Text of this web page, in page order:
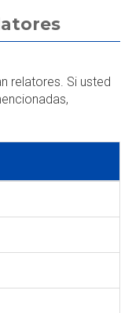
relatores. Si usted